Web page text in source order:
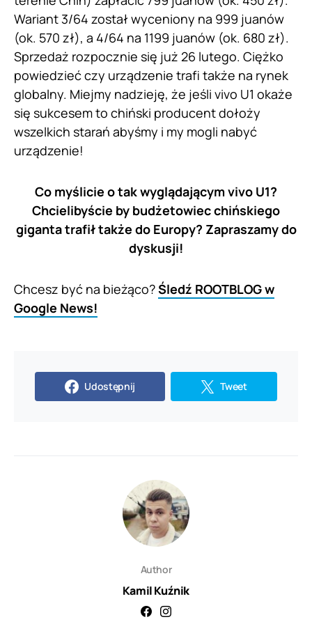
Wariant 3/64 został wyceniony na 999 juanów
(ok. 570 zł), a 4/64 na 1199 juanów (ok. 680 zł).
Sprzedaż rozpocznie się już 26 lutego. Ciężko
powiedzieć czy urządzenie trafi także na rynek
globalny. Miejmy nadzieję, że jeśli vivo U1 okaże
się sukcesem to chiński producent dołoży
wszelkich starań abyśmy i my mogli nabyć
urządzenie!
Co myślicie o tak wyglądającym vivo U1?
Chcielibyście by budżetowiec chińskiego
giganta trafił także do Europy? Zapraszamy do
dyskusji!
Chcesz być na bieżąco?Śledź ROOTBLOG w
Google News!
Udostępnij Tweet
Author
Kamil Kuźnik